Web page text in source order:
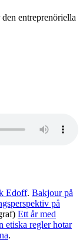
entreprenöriella
Edoff. Bakjour på
på
Ett år med
etiska regler hotar
.